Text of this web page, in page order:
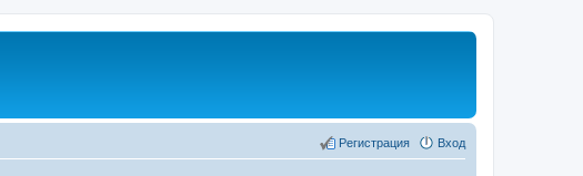
Вход
Регистрация